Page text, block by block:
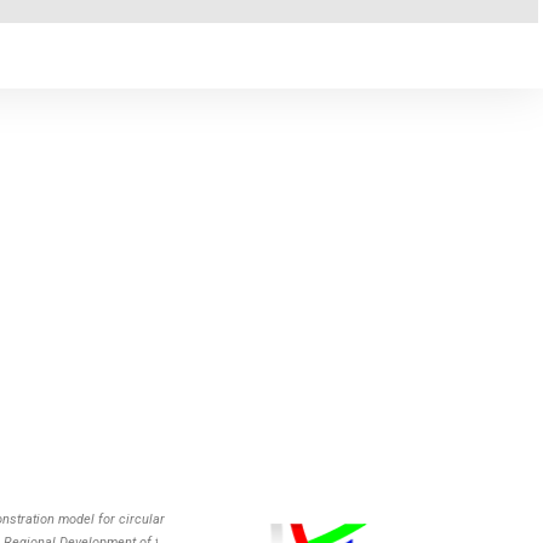
model for circular